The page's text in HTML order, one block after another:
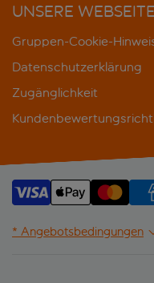
UNSERE WEBSEITE
Gruppen-Cookie-
Datenschutzerklärung
Zugänglichkeit
* Angebotsbedingungen